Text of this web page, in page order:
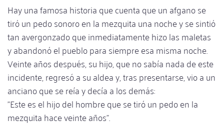
Hay una famosa historia que cuenta que un afgano se
tiró un pedo sonoro en la mezquita una noche y se sintió
tan avergonzado que inmediatamente hizo las maletas
y abandonó el pueblo para siempre esa misma noche.
Veinte años después, su hijo, que no sabía nada de este
incidente, regresó a su aldea y, tras presentarse, vio a un
anciano que se reía y decía a los demás:
"Este es el hijo del hombre que se tiró un pedo en la
mezquita hace veinte años".